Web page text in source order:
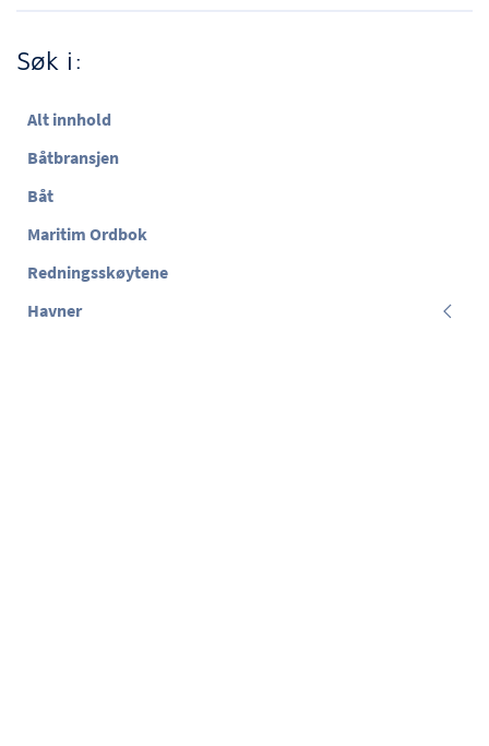
Søk i:
Alt innhold
Båtbransjen
Båt
Maritim Ordbok
Redningsskøytene
Havner